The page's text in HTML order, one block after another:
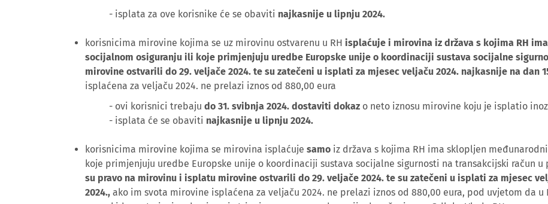
- isplata za ove korisnike će se obaviti najkasnije u lipnju 2024.
korisnicima mirovine kojima se uz mirovinu ostvarenu u RH isplaćuje i mirovina iz država s kojima RH
socijalnom osiguranju ili koje primjenjuju uredbe Europske unije o koordinaciji sustava socijalne
mirovine ostvarili do 29. veljače 2024. te su zatečeni u isplati za mjesec veljaču 2024. najkasnije na dan
isplaćena za veljaču 2024. ne prelazi iznos od 880,00 eura
- ovi korisnici trebaju do 31. svibnja 2024. dostaviti dokaz o neto iznosu mirovine koju je isplatio
- isplata će se obaviti najkasnije u lipnju 2024.
korisnicima mirovine kojima se mirovina isplaćuje samo iz država s kojima RH ima sklopljen
koje primjenjuju uredbe Europske unije o koordinaciji sustava socijalne sigurnosti na transakcijski račun
su pravo na mirovinu i isplatu mirovine ostvarili do 29. veljače 2024. te su zatečeni u isplati za mjesec
2024., ako im svota mirovine isplaćena za veljaču 2024. ne prelazi iznos od 880,00 eura, pod uvjetom da